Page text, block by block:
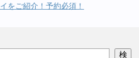
をご紹介！予約必須！
検